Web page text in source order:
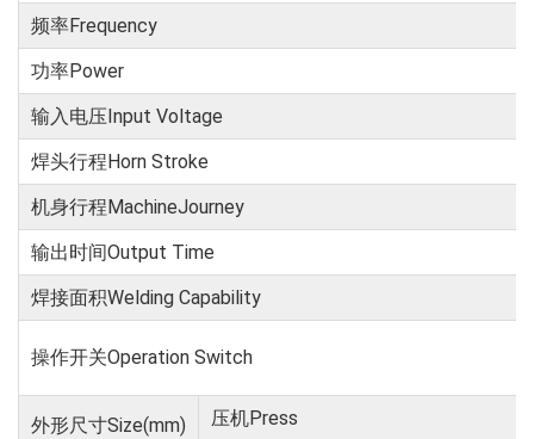
频率Frequency
功率Power
输入电压Input Voltage
焊头行程Horn Stroke
机身行程MachineJourney
输出时间Output Time
焊接面积Welding Capability
操作开关Operation Switch
外形尺寸Size(mm)
压机Press